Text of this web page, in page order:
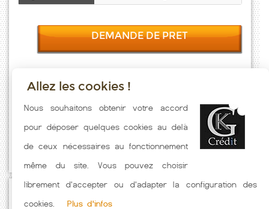
DEMANDE DE PRET
Taux emprunt actualisés (Clermont Les Fermes) toutes les semaines.
Taux Immobilier pratiqués par nos partenaires bancaires. Meilleur
Taux hors assurance. Taux crédit immobilier indicatif fonction des
caractéristiques de l'emprunteur.
Allez les cookies !
Nous souhaitons obtenir votre accord
pour déposer quelques cookies au delà
de ceux nécessaires au fonctionnement
même du site. Vous pouvez choisir
librement d'accepter ou d'adapter la configuration des
cookies.
Plus d'infos